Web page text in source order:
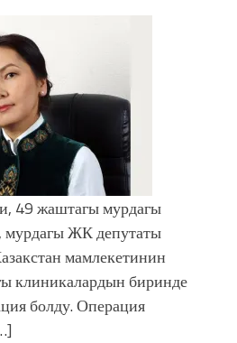
49 жаштагы мурдагы
ЖК депутаты
мамлекетинин
клиникалардын биринде
болду. Операция